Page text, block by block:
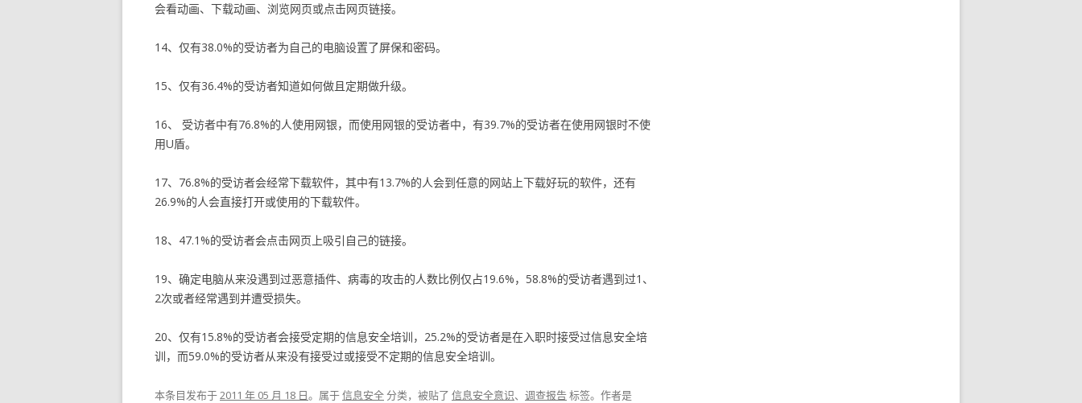
会看动画、下载动画、浏览网页或点击网页链接。
14、仅有38.0%的受访者为自己的电脑设置了屏保和密码。
15、仅有36.4%的受访者知道如何做且定期做升级。
16、 受访者中有76.8%的人使用网银，而使用网银的受访者中，有39.7%的受访者在使用网银时不使
用U盾。
17、76.8%的受访者会经常下载软件，其中有13.7%的人会到任意的网站上下载好玩的软件，还有
26.9%的人会直接打开或使用的下载软件。
18、47.1%的受访者会点击网页上吸引自己的链接。
19、确定电脑从来没遇到过恶意插件、病毒的攻击的人数比例仅占19.6%，58.8%的受访者遇到过1、
2次或者经常遇到并遭受损失。
20、仅有15.8%的受访者会接受定期的信息安全培训，25.2%的受访者是在入职时接受过信息安全培
训，而59.0%的受访者从来没有接受过或接受不定期的信息安全培训。
本条目发布于2011 年 05 月 18 日。属于信息安全分类，被贴了 信息安全意识、 调查报告标签。 作者是